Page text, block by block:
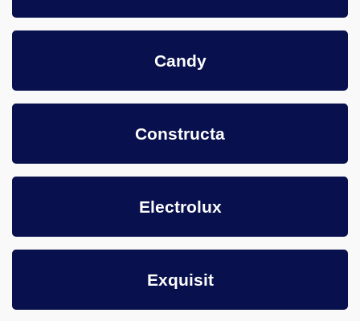
Candy
Constructa
Electrolux
Exquisit